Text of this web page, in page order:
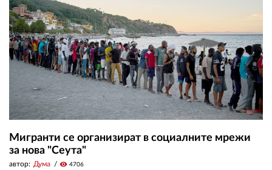
Мигранти се организират в социалните мрежи
за нова "Сеута"
автор: Дума visibility 4706